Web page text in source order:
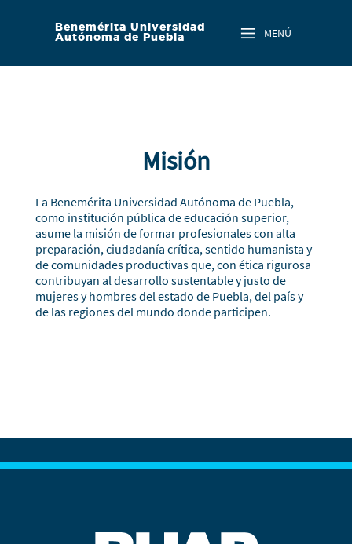
Benemérita Universidad
Autónoma de Puebla
MENÚ
Misión
La Benemérita Universidad Autónoma de Puebla,
como institución pública de educación superior,
asume la misión de formar profesionales con alta
preparación, ciudadanía crítica, sentido humanista y
de comunidades productivas que, con ética rigurosa
contribuyan al desarrollo sustentable y justo de
mujeres y hombres del estado de Puebla, del país y
de las regiones del mundo donde participen.